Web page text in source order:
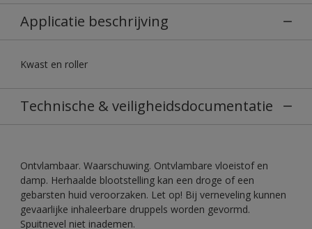
Applicatie beschrijving
Kwast en roller
Technische & veiligheidsdocumentatie
Ontvlambaar. Waarschuwing. Ontvlambare vloeistof en
damp. Herhaalde blootstelling kan een droge of een
gebarsten huid veroorzaken. Let op! Bij verneveling kunnen
gevaarlijke inhaleerbare druppels worden gevormd.
Spuitnevel niet inademen.